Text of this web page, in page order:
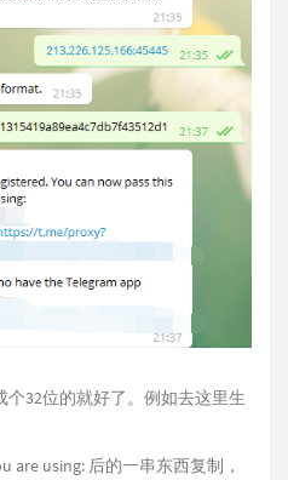
个32位的就好了。例如去这里生
are using: 后的一串东西复制，